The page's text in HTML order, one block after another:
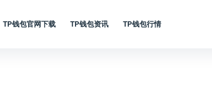
TP钱包官网下载 TP钱包资讯 TP钱包行情